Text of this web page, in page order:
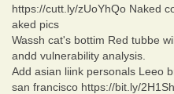
https://cutt.ly/zUoYhQo Naked
aked pics
Wassh cat's bottim Red tubbe
andd vulnerability analysis.
Add asian liink personals Leeo
san francisco https://bit.ly/